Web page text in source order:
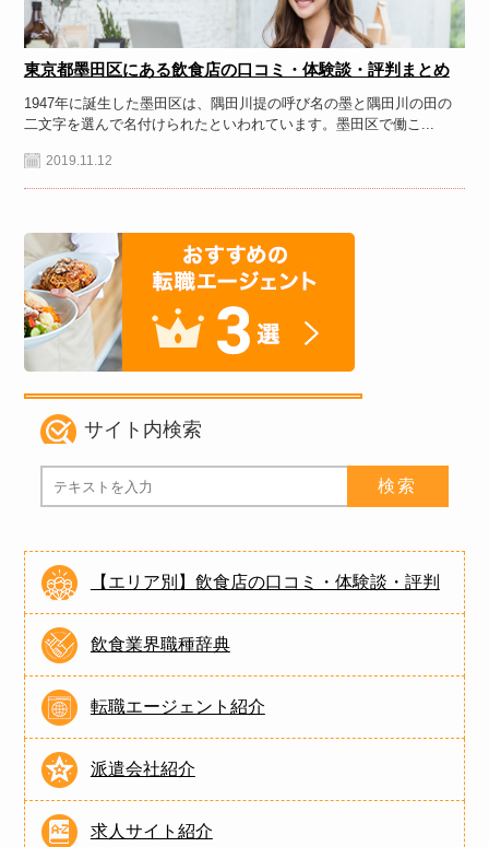
東京都墨田区にある飲食店の口コミ・体験談・評判まとめ
1947年に誕生した墨田区は、隅田川提の呼び名の墨と隅田川の田の
二文字を選んで名付けられたといわれています。墨田区で働こ...
2019.11.12
サイト内検索
【エリア別】飲食店の口コミ・体験談・評判
飲食業界職種辞典
転職エージェント紹介
派遣会社紹介
求人サイト紹介